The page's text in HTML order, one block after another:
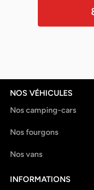
NOS VÉHICULES
Nos camping-cars
Nos fourgons
Nos vans
INFORMATIONS